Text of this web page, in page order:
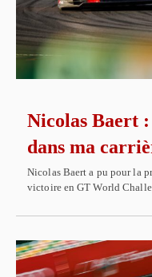
Nicolas Baert
dans ma
Nicolas Baert a pu pour la
victoire en GT World